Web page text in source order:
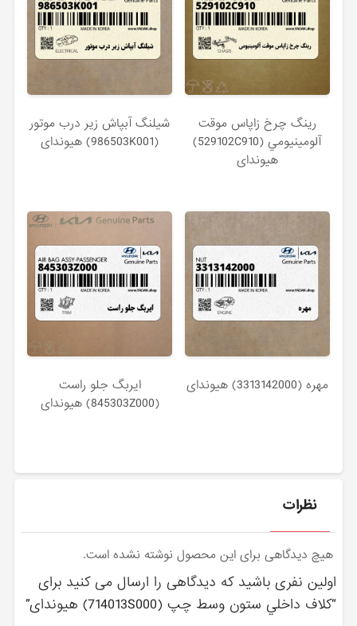
رينگ چرخ زاپاس موقت
آلومينيومي (529102C910)
هیوندای
شيلنگ آبپاش زير درب موتور
(986503K001) هیوندای
مهره (3313142000) هیوندای
ايربگ جلو راست
(845303Z000) هیوندای
نظرات
هیچ دیدگاهی برای این محصول نوشته نشده است.
اولین نفری باشید که دیدگاهی را ارسال می کنید برای
“كلاف داخلي ستون وسط چپ (714013S000) هیوندای”